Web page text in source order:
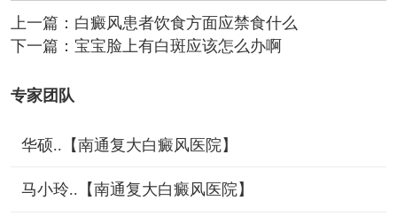
上一篇： 白癜风患者饮食方面应禁食什么
下一篇： 宝宝脸上有白斑应该怎么办啊
专家团队
华硕..【南通复大白癜风医院】
马小玲..【南通复大白癜风医院】